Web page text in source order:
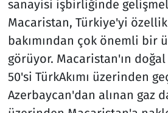
sanayisi işbirliğinde
Macaristan, Türkiye'yi
bakımından çok önemli bir
görüyor. Macaristan'ın doğal
50'si TürkAkımı üzerinden
Azerbaycan'dan alınan gaz